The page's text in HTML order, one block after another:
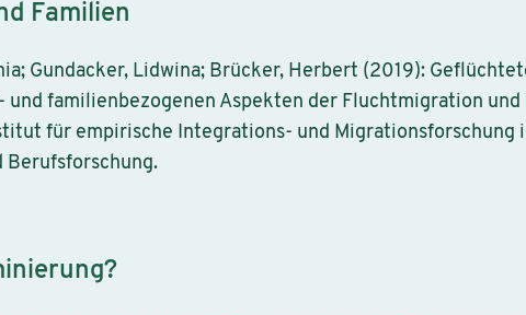
Familien
Gundacker, Lidwina; Brücker, Herbert (2019):
familienbezogenen Aspekten der Fluchtmigration
für empirische Integrations- und Migrationsforschung